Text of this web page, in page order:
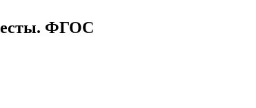
ФГОС